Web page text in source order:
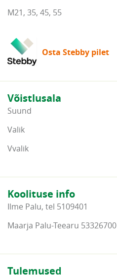
M21, 35, 45, 55
Osta Stebby pilet
Võistlusala
Suund
Valik
Vvalik
Koolituse info
Ilme Palu, tel 5109401
Maarja Palu-Teearu 53326700
Tulemused